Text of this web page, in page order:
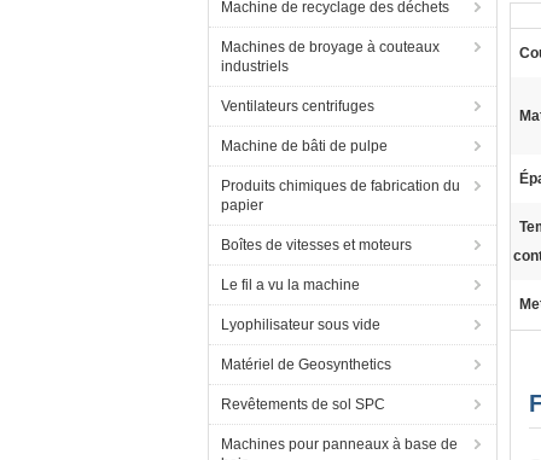
Machine de recyclage des déchets
Machines de broyage à couteaux
industriels
Ventilateurs centrifuges
Machine de bâti de pulpe
Produits chimiques de fabrication du
papier
Boîtes de vitesses et moteurs
Le fil a vu la machine
Lyophilisateur sous vide
Matériel de Geosynthetics
Revêtements de sol SPC
Machines pour panneaux à base de